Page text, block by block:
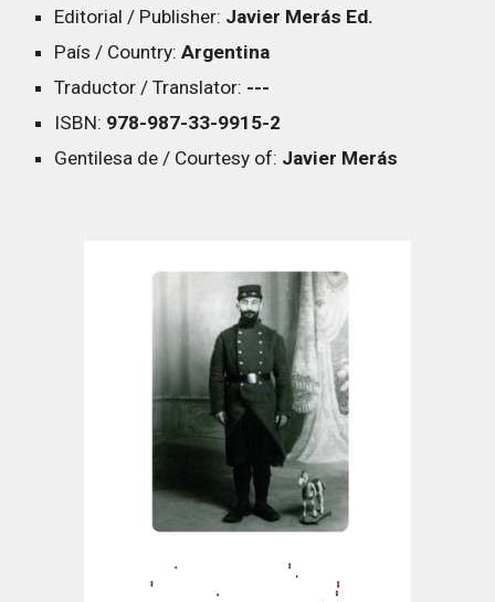
Editorial / Publisher: Javier Merás Ed.
País / Country:Argentina
Traductor / Translator: ---
ISBN: 978-987-33-9915-2
Gentilesa de / Courtesy of: Javier Merás